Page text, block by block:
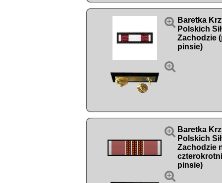


Baretka
Polskich
Zachodzie
pinsie)


Baretka
Polskich
Zachodzie
pinsie)